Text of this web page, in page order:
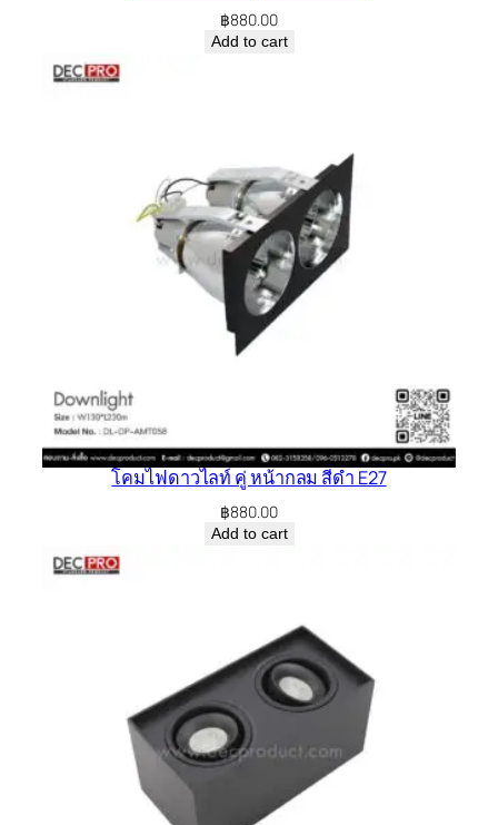
฿880.00
Add to cart
โคมไฟดาวไลท์ คู่ หน้ากลม สีดำ E27
฿880.00
Add to cart